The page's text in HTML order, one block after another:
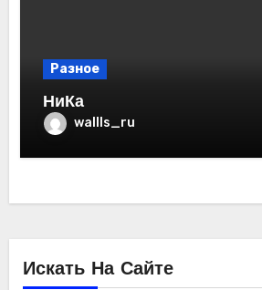
Разное
НиКа
wallls_ru
Искать На Сайте